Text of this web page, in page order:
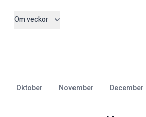
Om veckor
oktober november december